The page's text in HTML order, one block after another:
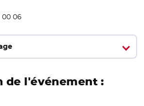
00 06
de l'événement :